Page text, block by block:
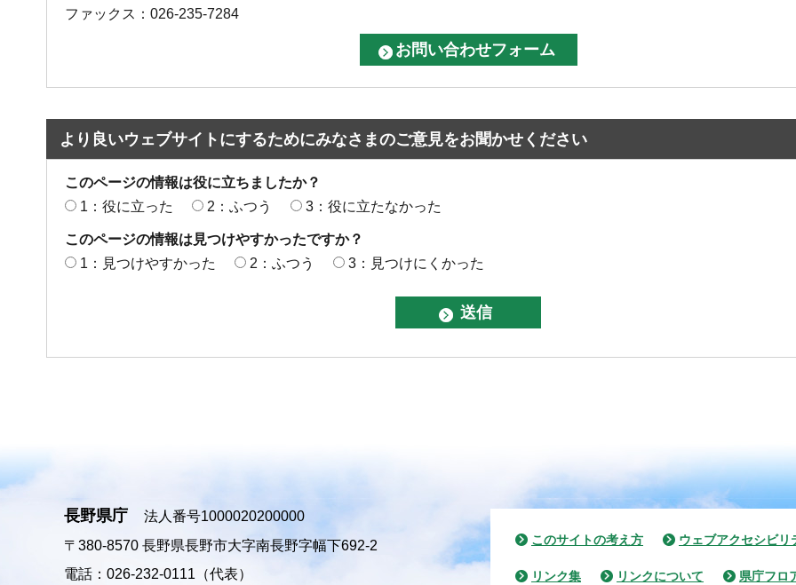
ファックス：026-235-7284
より良いウェブサイトにするためにみなさまのご意見をお聞かせください
このページの情報は役に立ちましたか？
1：役に立った
2：ふつう 3：役に立たなかった
このページの情報は見つけやすかったですか？
1：見つけやすかった
2：ふつう 3：見つけにくかった
長野県庁
法人番号1000020200000
〒380-8570 長野県長野市大字南長野字幅下692-2
電話：026-232-0111（代表）
このサイトの考え方 ウェブアクセシビリ
リンク集 リンクについて 県庁フロ